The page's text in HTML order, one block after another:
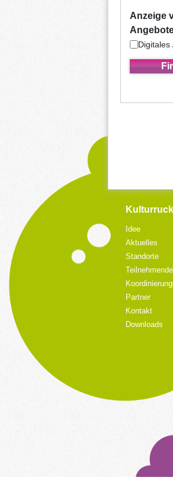
Anzeige
Digitales
Idee
Aktuelles
Standorte
Partner
Kontakt
Downloads